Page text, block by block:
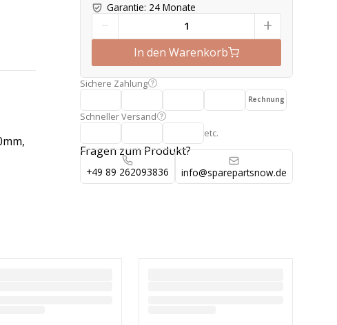
Garantie: 24 Monate
- +
In den Warenkorb
Sichere Zahlung
Rechnung
Schneller Versand
etc.
Fragen zum Produkt?
+49 89 262093836 info@sparepartsnow.de